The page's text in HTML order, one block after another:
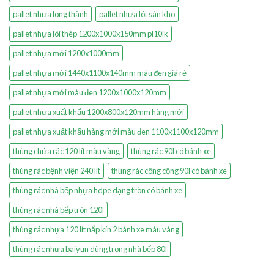
pallet nhựa long thành
pallet nhựa lót sàn kho
pallet nhựa lõi thép 1200x1000x150mm pl10lk
pallet nhựa mới 1200x1000mm
pallet nhựa mới 1440x1100x140mm màu đen giá rẻ
pallet nhựa mới màu đen 1200x1000x120mm
pallet nhựa xuất khẩu 1200x800x120mm hàng mới
pallet nhựa xuất khẩu hàng mới màu đen 1100x1100x120mm
thùng chứa rác 120 lít màu vàng
thùng rác 90l có bánh xe
thùng rác bệnh viện 240 lít
thùng rác công cộng 90l có bánh xe
thùng rác nhà bếp nhựa hdpe dạng tròn có bánh xe
thùng rác nhà bếp tròn 120l
thùng rác nhựa 120 lít nắp kín 2 bánh xe màu vàng
thùng rác nhựa baiyun dùng trong nhà bếp 80l